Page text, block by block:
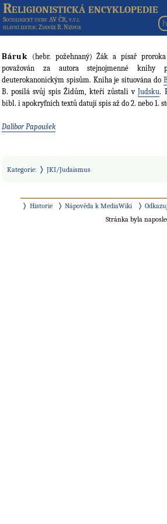
Religionistická encyklopedie
Sociologický ústav AV ČR, v.v.i.
hlavní editor: Zdeněk R. Nešpor
Báruk (hebr. požehnaný) Žák a písař
považován za autora stejnojmenné
deuterokanonickým spisům. Kniha je situována do
B. posílá svůj spis Židům, kteří zůstali vJudsku.
bibl. i apokryfních textů datují spis až do 2. nebo 1.
Dalibor Papoušek
Kategorie: JKI/Judaismus
Historie Nápověda k MediaWiki
Stránka byla